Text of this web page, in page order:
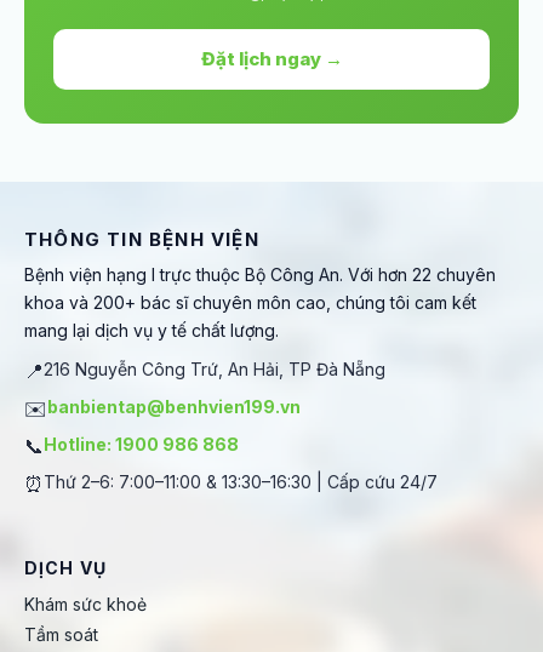
Đặt lịch ngay →
THÔNG TIN BỆNH VIỆN
Bệnh viện hạng I trực thuộc Bộ Công An. Với hơn 22 chuyên
khoa và 200+ bác sĩ chuyên môn cao, chúng tôi cam kết
mang lại dịch vụ y tế chất lượng.
📍216 Nguyễn Công Trứ, An Hải, TP Đà Nẵng
✉️banbientap@benhvien199.vn
📞Hotline: 1900 986 868
⏰ Thứ 2–6: 7:00–11:00 & 13:30–16:30 | Cấp cứu 24/7
DỊCH VỤ
Khám sức khoẻ
Tầm soát